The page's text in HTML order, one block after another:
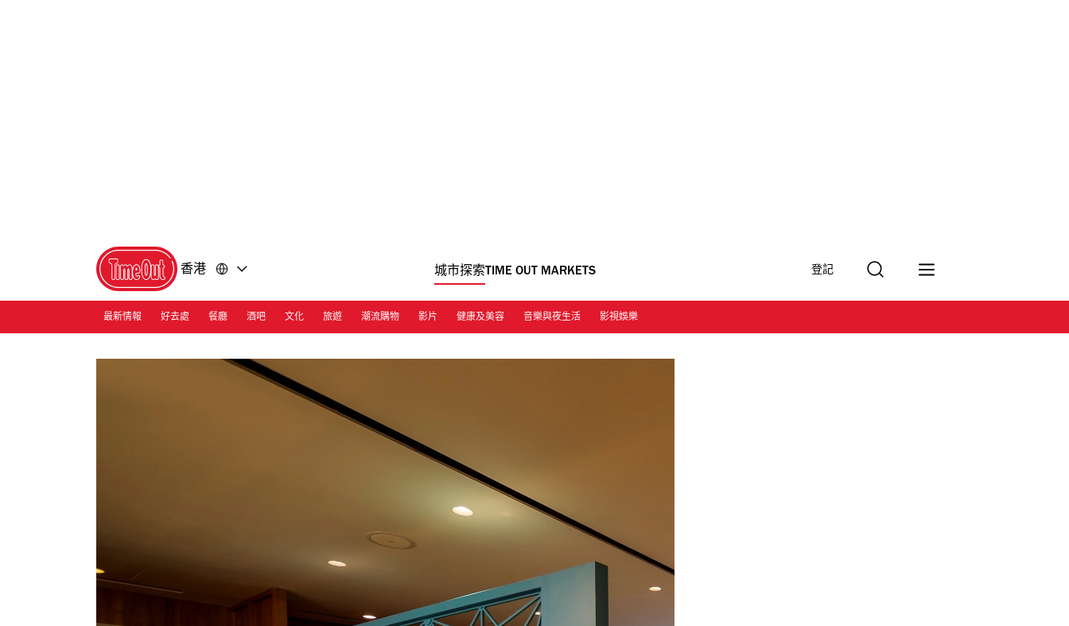
香港 城市探索TIME OUT MARKETS 登記
最新情報 好去處 餐廳 酒吧 文化 旅遊 潮流購物 影片 健康及美容 音樂與夜生活 影視娛樂